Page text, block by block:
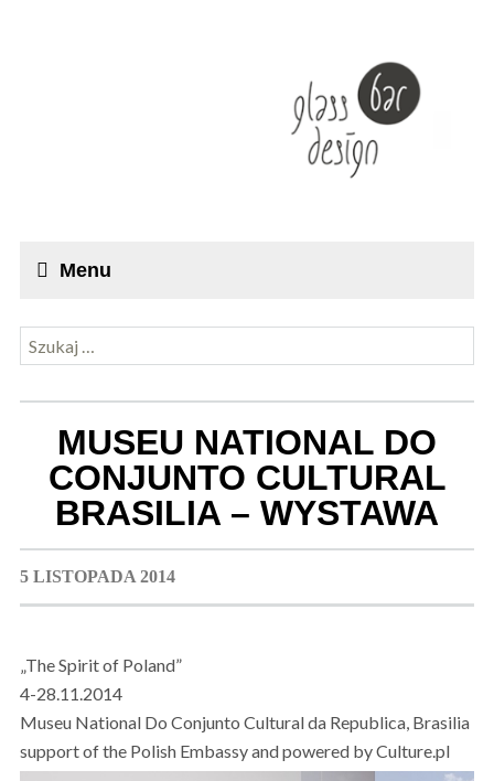
Menu
Szukaj:
MUSEU NATIONAL DO
CONJUNTO CULTURAL
BRASILIA – WYSTAWA
5 LISTOPADA 2014
„The Spirit of Poland”
4-28.11.2014
Museu National Do Conjunto Cultural da Republica, Brasilia
support of the Polish Embassy and powered by Culture.pl